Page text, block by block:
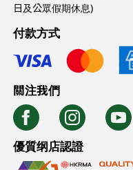
日及公眾假期休息)
付款方式
關注我們
優質纲店認證